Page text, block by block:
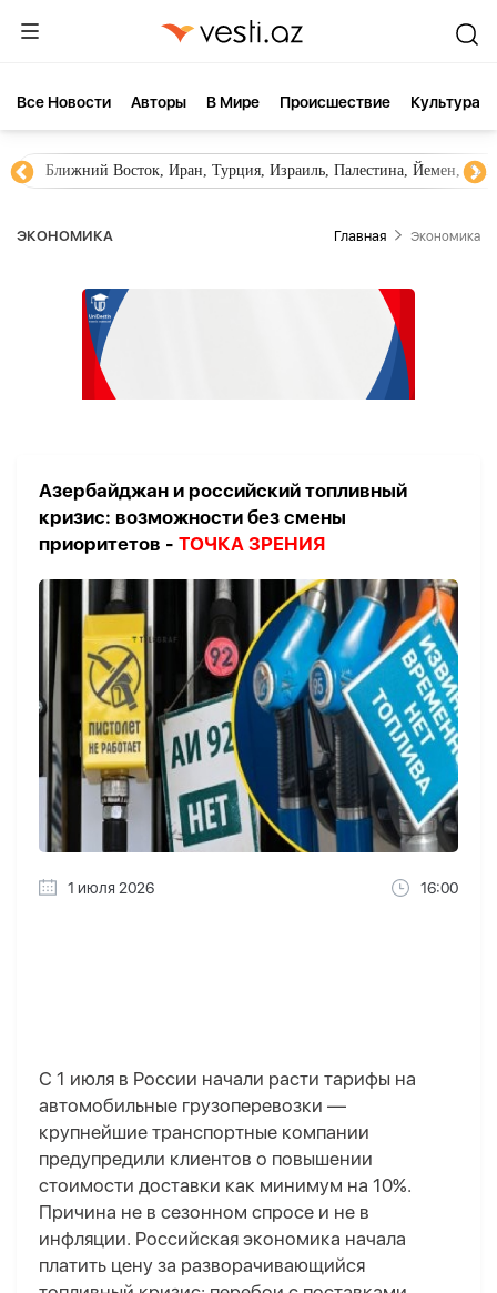
Все Новости Aвторы В Мире Происшествие Культура
Ближний Восток, Иран, Турция, Израиль, Палестина, Йемен,
ЭКОНОМИКА Главная Экономика
Азербайджан и российский топливный
кризис: возможности без смены
приоритетов - ТОЧКА ЗРЕНИЯ
1 июля 2026 16:00
С 1 июля в России начали расти тарифы на
автомобильные грузоперевозки —
крупнейшие транспортные компании
предупредили клиентов о повышении
стоимости доставки как минимум на 10%.
Причина не в сезонном спросе и не в
инфляции. Российская экономика начала
платить цену за разворачивающийся